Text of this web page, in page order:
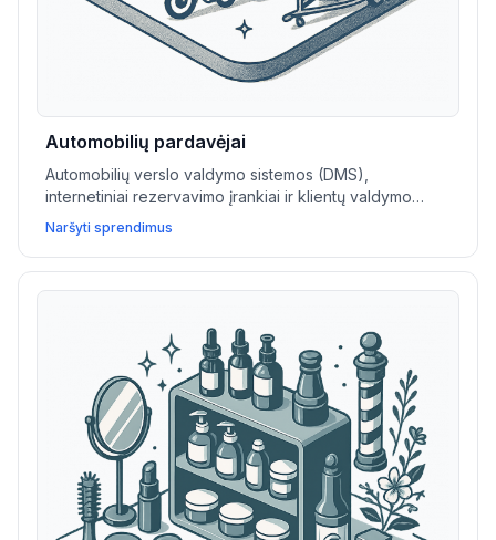
Automobilių pardavėjai
Automobilių verslo valdymo sistemos (DMS),
internetiniai rezervavimo įrankiai ir klientų valdymo
sistemos suteikia automobilių pardavėjams galimybę
efektyviai valdyti atsargas, optimizuoti bandomuosius
važiavimus ir sudaryti daugiau sandorių.
Naršyti sprendimus